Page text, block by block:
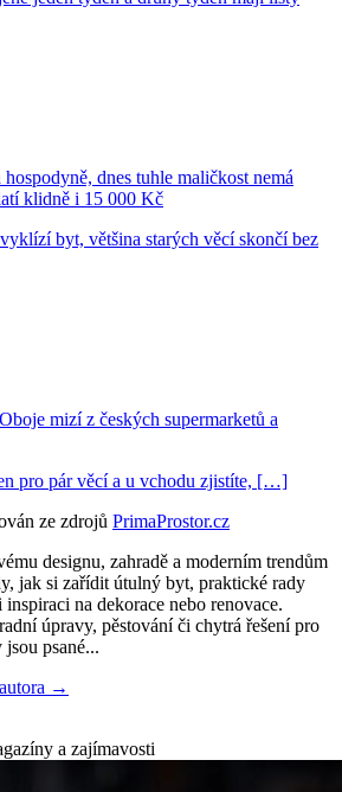
dnes tuhle maličkost nemá
klidně i 15 000 Kč
byt, většina starých věcí skončí bez
mizí z českých supermarketů a
pro pár věcí a u vchodu zjistíte, […]
ze zdrojů PrimaProstor.cz
designu, zahradě a moderním trendům
jak si zařídit útulný byt, praktické rady
na dekorace nebo renovace.
úpravy, pěstování či chytrá řešení pro
psané...
→
a zajímavosti